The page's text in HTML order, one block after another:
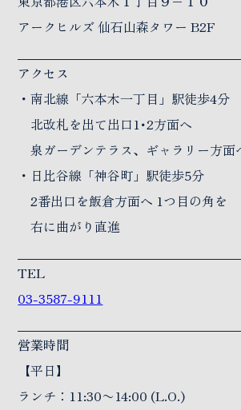
アークヒルズ 仙石山森タワー B2F
アクセス
・南北線「六本木一丁目」駅徒歩4分
北改札を出て出口1･2方面へ
泉ガーデンテラス、ギャラリー方面
・日比谷線「神谷町」駅徒歩5分
2番出口を飯倉方面へ 1つ目の角を
右に曲がり直進
TEL
03-3587-9111
営業時間
【平日】
ランチ：11:30〜14:00 (L.O.)